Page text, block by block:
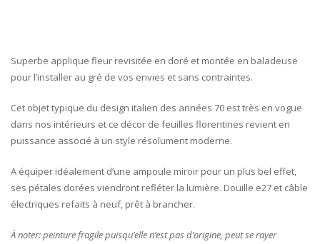
Superbe applique fleur revisitée en doré et montée en baladeuse
pour l’installer au gré de vos envies et sans contraintes.
Cet objet typique du design italien des années 70 est très en vogue
dans nos intérieurs et ce décor de feuilles florentines revient en
puissance associé à un style résolument moderne.
A équiper idéalement d’une ampoule miroir pour un plus bel effet,
ses pétales dorées viendront refléter la lumière. Douille e27 et câble
électriques refaits à neuf, prêt à brancher.
À noter: peinture fragile puisqu’elle n’est pas d’origine, peut se rayer